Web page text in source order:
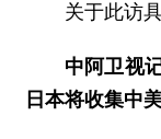
关于此访
中阿卫视
日本将收集中